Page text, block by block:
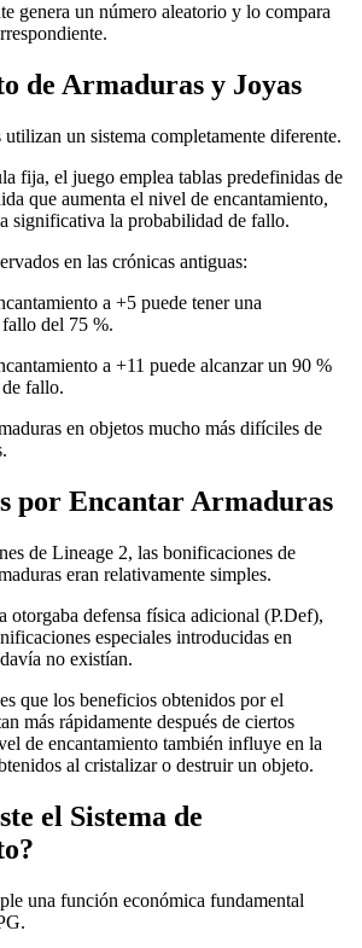
genera un número aleatorio y lo compara
de Armaduras y Joyas
un sistema completamente diferente.
fija, el juego emplea tablas predefinidas de
que aumenta el nivel de encantamiento,
significativa la probabilidad de fallo.
en las crónicas antiguas:
a +5 puede tener una
del 75 %.
a +11 puede alcanzar un 90 %
fallo.
en objetos mucho más difíciles de
por Encantar Armaduras
de Lineage 2, las bonificaciones de
eran relativamente simples.
otorgaba defensa física adicional (P.Def),
especiales introducidas en
no existían.
que los beneficios obtenidos por el
más rápidamente después de ciertos
de encantamiento también influye en la
al cristalizar o destruir un objeto.
el Sistema de
una función económica fundamental